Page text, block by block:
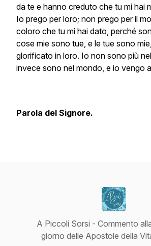
da te e hanno creduto che tu mi hai
Io prego per loro; non prego per il
coloro che tu mi hai dato, perché
cose mie sono tue, e le tue sono
glorificato in loro. Io non sono più
invece sono nel mondo, e io vengo
Parola del Signore.
A Piccoli Sorsi - Commento
giorno delle Apostole della